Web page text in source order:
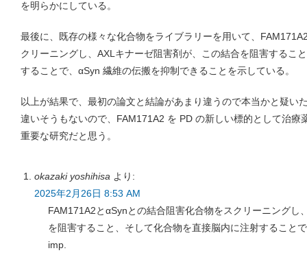
を明らかにしている。
最後に、既存の様々な化合物をライブラリーを用いて、
クリーニングし、AXLキナーゼ阻害剤が、この結合を阻害するこ
することで、αSyn 繊維の伝搬を抑制できることを示している。
以上が結果で、最初の論文と結論があまり違うので本当かと疑い
違いそうもないので、FAM171A2 を PD の新しい標的として治療
重要な研究だと思う。
okazaki yoshihisa より:
2025年2月26日 8:53 AM
FAM171A2とαSynとの結合阻害化合物をスクリーニングし
を阻害すること、そして化合物を直接脳内に注射すること
imp.